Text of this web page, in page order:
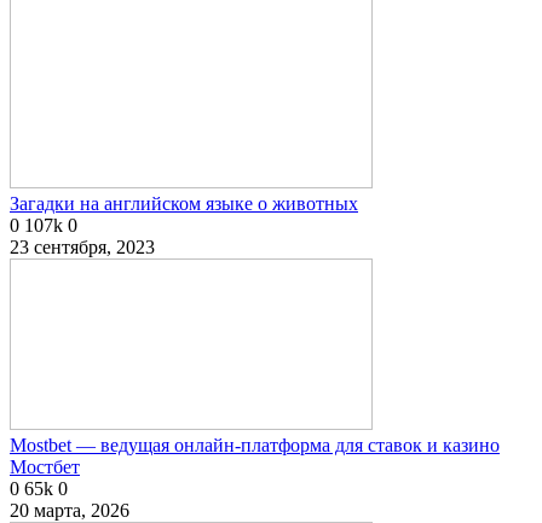
Загадки на английском языке о животных
0 107k 0
23 сентября, 2023
Mostbet — ведущая онлайн-платформа для ставок и казино
Мостбет
0 65k 0
20 марта, 2026